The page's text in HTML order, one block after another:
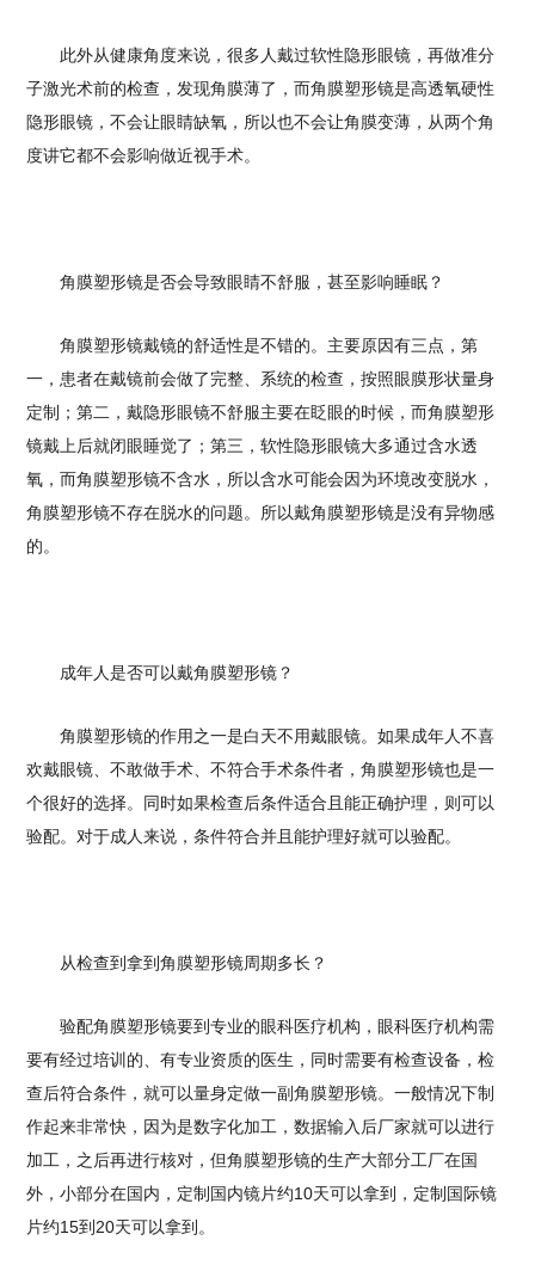
此外从健康角度来说，很多人戴过软性隐形眼镜，再做准分
子激光术前的检查，发现角膜薄了，而角膜塑形镜是高透氧硬性
隐形眼镜，不会让眼睛缺氧，所以也不会让角膜变薄，从两个角
度讲它都不会影响做近视手术。
角膜塑形镜是否会导致眼睛不舒服，甚至影响睡眠？
角膜塑形镜戴镜的舒适性是不错的。主要原因有三点，第
一，患者在戴镜前会做了完整、系统的检查，按照眼膜形状量身
定制；第二，戴隐形眼镜不舒服主要在眨眼的时候，而角膜塑形
镜戴上后就闭眼睡觉了；第三，软性隐形眼镜大多通过含水透
氧，而角膜塑形镜不含水，所以含水可能会因为环境改变脱水，
角膜塑形镜不存在脱水的问题。所以戴角膜塑形镜是没有异物感
的。
成年人是否可以戴角膜塑形镜？
角膜塑形镜的作用之一是白天不用戴眼镜。如果成年人不喜
欢戴眼镜、不敢做手术、不符合手术条件者，角膜塑形镜也是一
个很好的选择。同时如果检查后条件适合且能正确护理，则可以
验配。对于成人来说，条件符合并且能护理好就可以验配。
从检查到拿到角膜塑形镜周期多长？
验配角膜塑形镜要到专业的眼科医疗机构，眼科医疗机构需
要有经过培训的、有专业资质的医生，同时需要有检查设备，检
查后符合条件，就可以量身定做一副角膜塑形镜。一般情况下制
作起来非常快，因为是数字化加工，数据输入后厂家就可以进行
加工，之后再进行核对，但角膜塑形镜的生产大部分工厂在国
外，小部分在国内，定制国内镜片约10天可以拿到，定制国际镜
片约15到20天可以拿到。